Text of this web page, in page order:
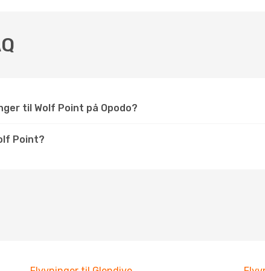
til Wolf Point på Opodo?
Point?